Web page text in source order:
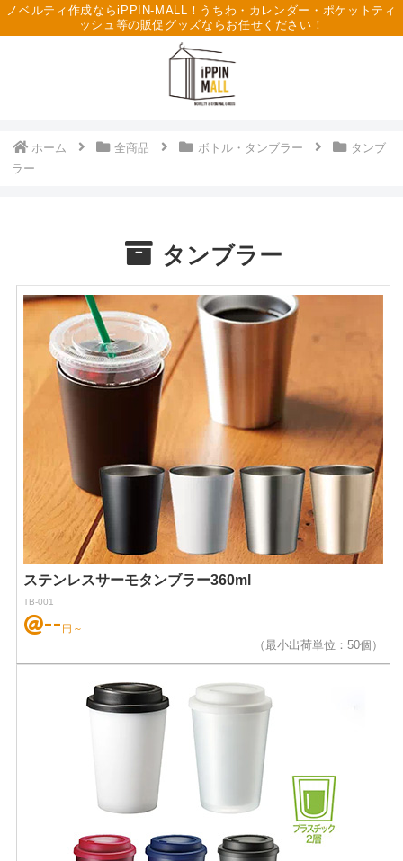
ノベルティ作成ならiPPIN-MALL！うちわ・カレンダー・ポケットティ
ッシュ等の販促グッズならお任せください！
ホーム 全商品 ボトル・タンブラー
タンブ
ラー
タンブラー
ステンレスサーモタンブラー360ml
TB-001
@-- 円～
（最小出荷単位：50個）